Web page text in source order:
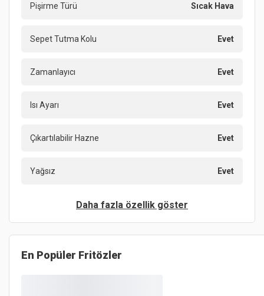
Pişirme Türü Sıcak Hava
Sepet Tutma Kolu Evet
Zamanlayıcı Evet
Isı Ayarı Evet
Çıkartılabilir Hazne Evet
Yağsız Evet
Daha fazla özellik göster
En Popüler Fritözler